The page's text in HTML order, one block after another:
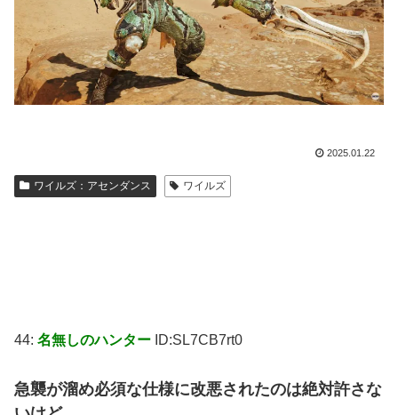
2025.01.22
ワイルズ：アセンダンス ワイルズ
44: 名無しのハンター ID:SL7CB7rt0
急襲が溜め必須な仕様に改悪されたのは絶対許さな